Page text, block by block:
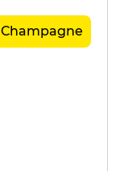
Champagne